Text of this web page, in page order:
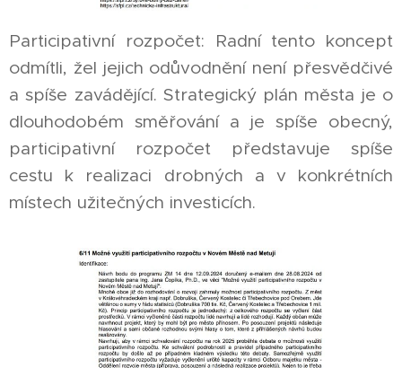
Participativní rozpočet: Radní tento koncept
odmítli, žel jejich odůvodnění není přesvědčivé
a spíše zavádějící. Strategický plán města je o
dlouhodobém směřování a je spíše obecný,
participativní rozpočet představuje spíše
cestu k realizaci drobných a v konkrétních
místech užitečných investicích.